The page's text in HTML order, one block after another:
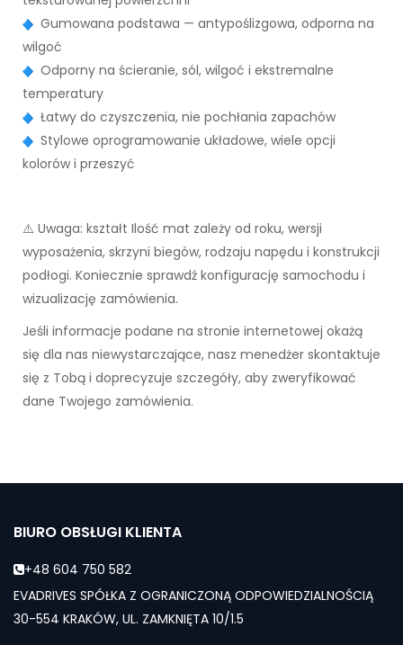
Gumowana podstawa — antypoślizgowa, odporna na
wilgoć
Odporny na ścieranie, sól, wilgoć i ekstremalne
temperatury
Łatwy do czyszczenia, nie pochłania zapachów
Stylowe oprogramowanie układowe, wiele opcji
kolorów i przeszyć
⚠️ Uwaga: kształt Ilość mat zależy od roku, wersji
wyposażenia, skrzyni biegów, rodzaju napędu i konstrukcji
podłogi. Koniecznie sprawdź konfigurację samochodu i
wizualizację zamówienia.
Jeśli informacje podane na stronie internetowej okażą
się dla nas niewystarczające, nasz menedżer skontaktuje
się z Tobą i doprecyzuje szczegóły, aby zweryfikować
dane Twojego zamówienia.
BIURO OBSŁUGI KLIENTA
+48 604 750 582
EVADRIVES SPÓŁKA Z OGRANICZONĄ ODPOWIEDZIALNOŚCIĄ
30-554 KRAKÓW, UL. ZAMKNIĘTA 10/1.5